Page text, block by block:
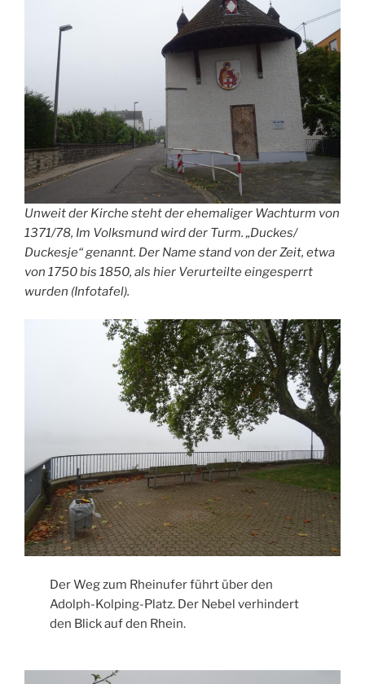
Unweit der Kirche steht der ehemaliger Wachturm von
1371/78, Im Volksmund wird der Turm. „Duckes/
Duckesje“ genannt. Der Name stand von der Zeit, etwa
von 1750 bis 1850, als hier Verurteilte eingesperrt
wurden (Infotafel).
Der Weg zum Rheinufer führt über den
Adolph-Kolping-Platz. Der Nebel verhindert
den Blick auf den Rhein.